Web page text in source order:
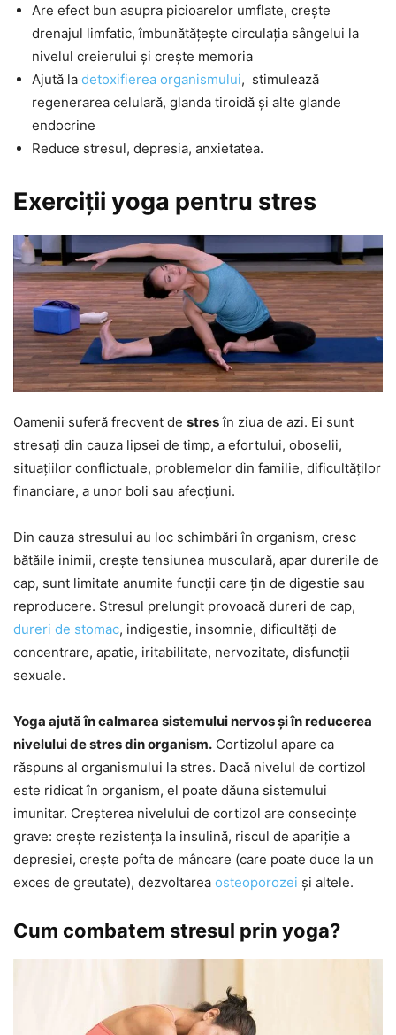
Are efect bun asupra picioarelor umflate, crește
drenajul limfatic, îmbunătățește circulația sângelui la
nivelul creierului și crește memoria
Ajută la detoxifierea organismului, stimulează
regenerarea celulară, glanda tiroidă și alte glande
endocrine
Reduce stresul, depresia, anxietatea.
Exerciții yoga pentru stres
Oamenii suferă frecvent de stresîn ziua de azi. Ei sunt
stresați din cauza lipsei de timp, a efortului, oboselii,
situațiilor conflictuale, problemelor din familie, dificultăților
financiare, a unor boli sau afecțiuni.
Din cauza stresului au loc schimbări în organism, cresc
bătăile inimii, crește tensiunea musculară, apar durerile de
cap, sunt limitate anumite funcții care țin de digestie sau
reproducere. Stresul prelungit provoacă dureri de cap,
dureri de stomac, indigestie, insomnie, dificultăți de
concentrare, apatie, iritabilitate, nervozitate, disfuncții
sexuale.
Yoga ajută în calmarea sistemului nervos și în reducerea
nivelului de stres din organism. Cortizolul apare ca
răspuns al organismului la stres. Dacă nivelul de cortizol
este ridicat în organism, el poate dăuna sistemului
imunitar. Creșterea nivelului de cortizol are consecințe
grave: crește rezistența la insulină, riscul de apariție a
depresiei, crește pofta de mâncare (care poate duce la un
exces de greutate), dezvoltarea osteoporozei și altele.
Cum combatem stresul prin yoga?